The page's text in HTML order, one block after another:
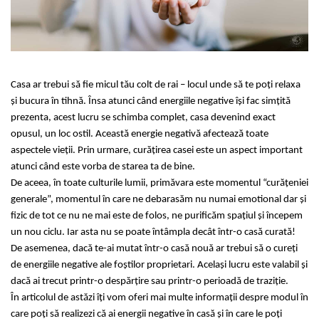
Bețișoare Chakra
Ceai Chakra
Săpun Chakra
Cunoașterea Chakrelor
Seturi Chakra
Gel duș
Bețișoare Aromate
Bețișoarele lui Marco Polo
Bețișoare Tradiționale
Bețișoare pentru Reiki
Bețișoare pentru Yoga
Bețișoarele Îngerilor
Bețișoarele Zânelor
Suporturi pentru Bețișoare
Bețișoare Chakra
Casa ar trebui să fie micul tău colt de rai – locul unde să te poți relaxa
și bucura în tihnă. Însa atunci când energiile negative își fac simțită
prezenta, acest lucru se schimba complet, casa devenind exact
opusul, un loc ostil. Această energie negativă afectează toate
aspectele vieții. Prin urmare, curățirea casei este un aspect important
atunci când este vorba de starea ta de bine.
De aceea, în toate culturile lumii, primăvara este momentul “curățeniei
generale”, momentul în care ne debarasăm nu numai emotional dar și
fizic de tot ce nu ne mai este de folos, ne purificăm spațiul și începem
un nou ciclu. Iar asta nu se poate întâmpla decât într-o casă curată!
De asemenea, dacă te-ai mutat într-o casă nouă ar trebui să o cureți
de energiile negative ale foștilor proprietari. Același lucru este valabil și
dacă ai trecut printr-o despărțire sau printr-o perioadă de traziție.
În articolul de astăzi îți vom oferi mai multe informații despre modul în
care poți să realizezi că ai energii negative în casă și în care le poți